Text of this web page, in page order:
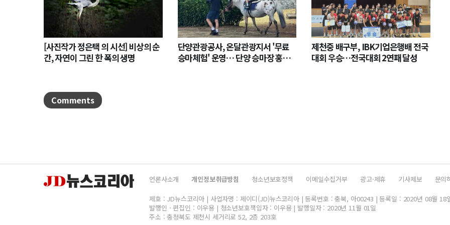
[사진작가 정은택 의 시선] 비상의 순
간, 자연이 그린 한 폭의 생명
단양관광공사, 온달관광지서 '무료
승마체험' 운영… 단양 승마장 홍보
제천중 배구부, IBK기업은행배 전국
대회 우승…전국대회 2연패 달성
Comments
언론사소개 개인정보취급방침 청소년보호정책 이메일수집거부 광고·제휴 기사제보 문의
제호 : JD뉴스코리아 | 사업자명 : 제이디(JD)뉴스코리아 | 등록번호 : 충북, 아00243 | 등록일 : 2020년 08월 18
발행인ㆍ편집인 : 이우용 | 청소년보호책임자 : 이우용 | 발행일자 : 2020년 11월 01일
주소 : 충청북도 제천시 세거리로 52, 2층 203호